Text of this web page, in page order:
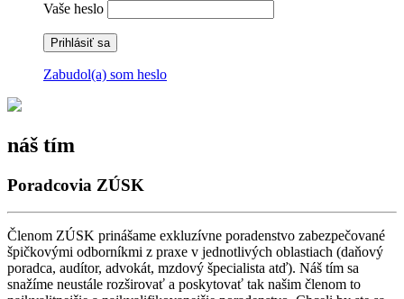
Vaše heslo
Zabudol(a) som heslo
Skip
content
náš tím
Poradcovia ZÚSK
Členom ZÚSK prinášame exkluzívne poradenstvo zabezpečované
špičkovými odborníkmi z praxe v jednotlivých oblastiach (daňový
poradca, audítor, advokát, mzdový špecialista atď). Náš tím sa
snažíme neustále rozširovať a poskytovať tak našim členom to